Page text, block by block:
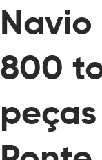
800